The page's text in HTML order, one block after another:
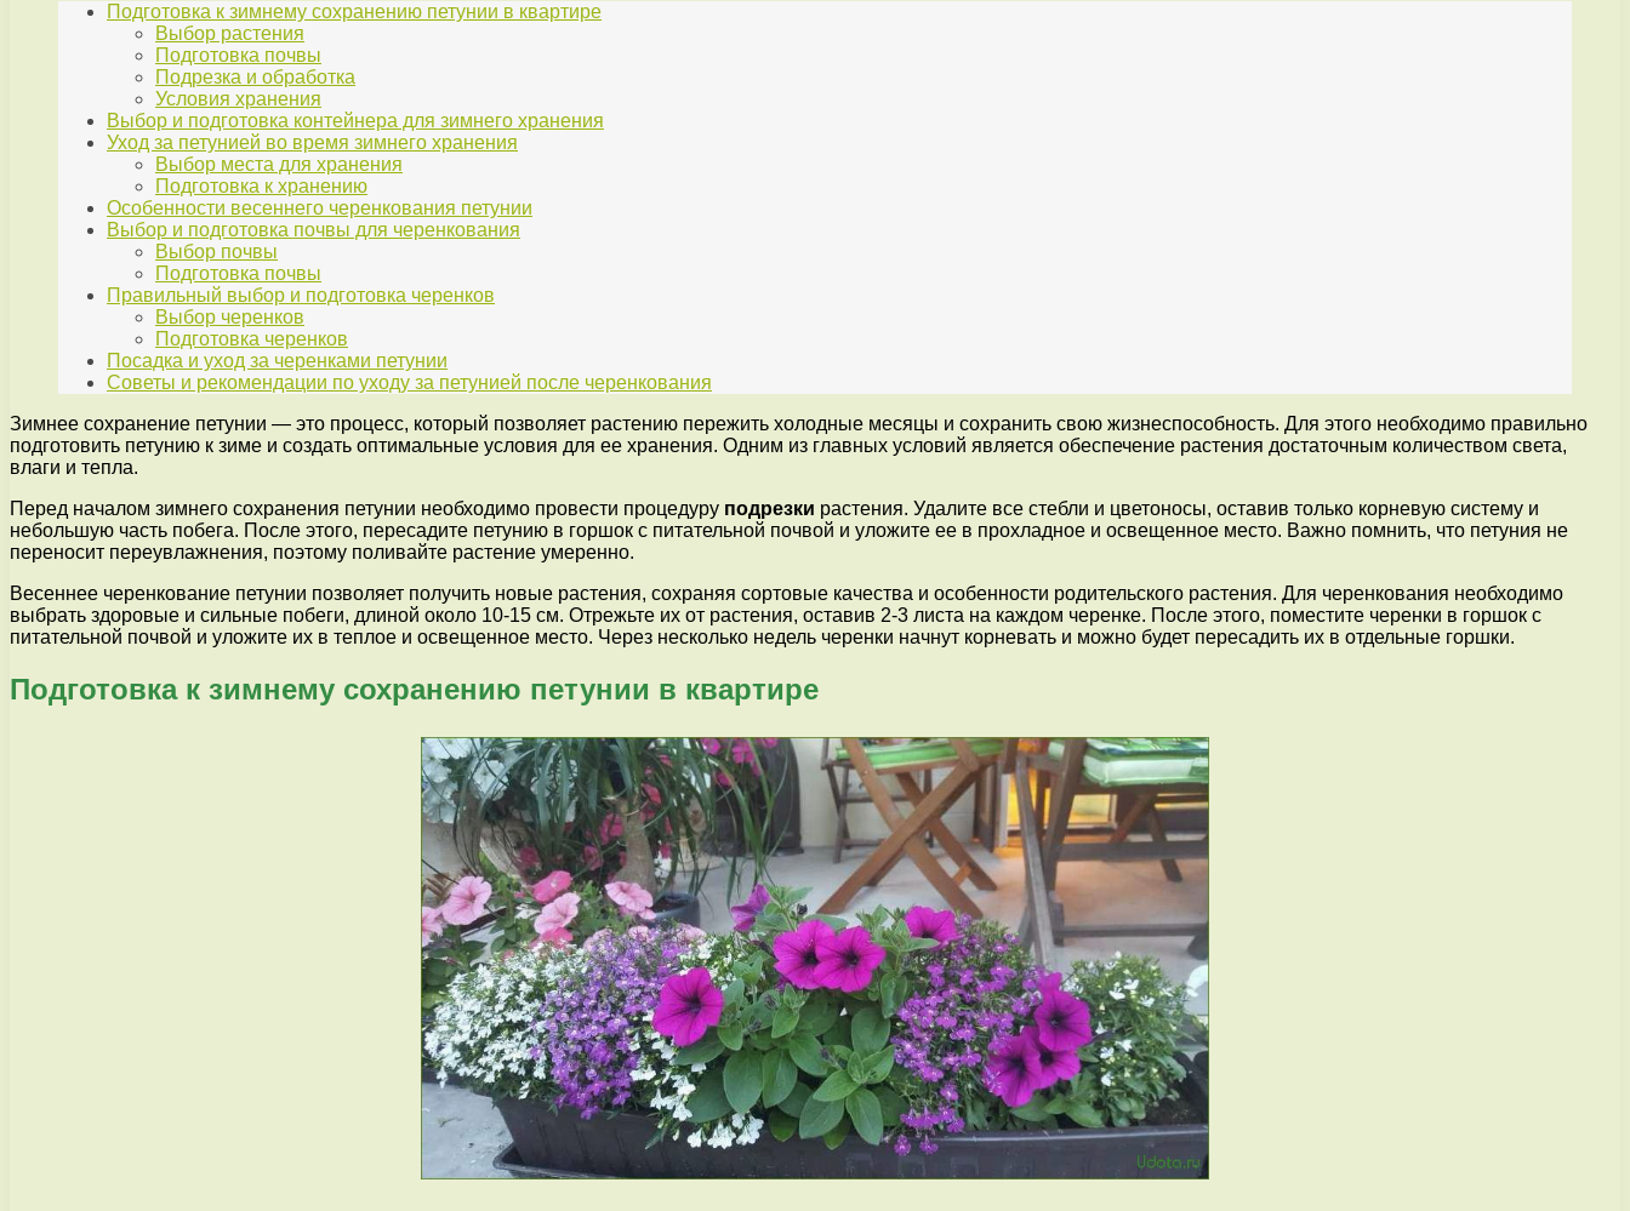
Подготовка к зимнему сохранению петунии в квартире
Выбор растения
Подготовка почвы
Подрезка и обработка
Условия хранения
Выбор и подготовка контейнера для зимнего хранения
Уход за петунией во время зимнего хранения
Выбор места для хранения
Подготовка к хранению
Особенности весеннего черенкования петунии
Выбор и подготовка почвы для черенкования
Выбор почвы
Подготовка почвы
Правильный выбор и подготовка черенков
Выбор черенков
Подготовка черенков
Посадка и уход за черенками петунии
Советы и рекомендации по уходу за петунией после черенкования
Зимнее сохранение петунии — это процесс, который позволяет растению пережить холодные месяцы и сохранить свою жизнеспособность. Для этого необходимо правильно
подготовить петунию к зиме и создать оптимальные условия для ее хранения. Одним из главных условий является обеспечение растения достаточным количеством света,
влаги и тепла.
Перед началом зимнего сохранения петунии необходимо провести процедуру подрезки растения. Удалите все стебли и цветоносы, оставив только корневую систему и
небольшую часть побега. После этого, пересадите петунию в горшок с питательной почвой и уложите ее в прохладное и освещенное место. Важно помнить, что петуния не
переносит переувлажнения, поэтому поливайте растение умеренно.
Весеннее черенкование петунии позволяет получить новые растения, сохраняя сортовые качества и особенности родительского растения. Для черенкования необходимо
выбрать здоровые и сильные побеги, длиной около 10-15 см. Отрежьте их от растения, оставив 2-3 листа на каждом черенке. После этого, поместите черенки в горшок с
питательной почвой и уложите их в теплое и освещенное место. Через несколько недель черенки начнут корневать и можно будет пересадить их в отдельные горшки.
Подготовка к зимнему сохранению петунии в квартире